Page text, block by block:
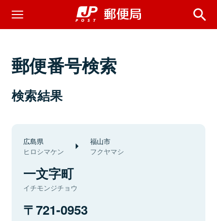
郵便番号検索
検索結果
広島県
ヒロシマケン
福山市
フクヤマシ
一文字町
イチモンジチョウ
721-0953